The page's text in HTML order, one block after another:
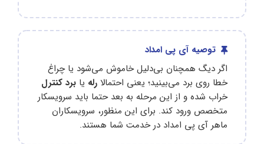
توصیه آی پی امداد
اگر دیگ همچنان بی‌دلیل خاموش می‌شود یا چراغ
خطا روی برد می‌بینید؛ یعنی احتمالا رله یا برد کنترل
خراب شده و از این مرحله به بعد حتما باید سرویسکار
متخصص ورود کند. برای این منظور، سرویسکاران
ماهر آی پی امداد در خدمت شما هستند.